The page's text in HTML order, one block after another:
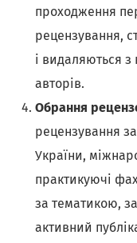
проходження
рецензування,
і видаляються з
авторів.
Обрання
рецензування
України,
практикуючі
за тематикою,
активний